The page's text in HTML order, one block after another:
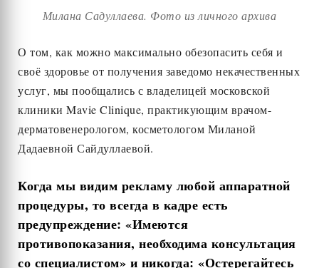
Милана Садуллаева. Фото из личного архива
О том, как можно максимально обезопасить себя и
своё здоровье от получения заведомо некачественных
услуг, мы пообщались с владелицей московской
клиники Mavie Clinique, практикующим врачом-
дерматовенерологом, косметологом Миланой
Дадаевной Сайдуллаевой.
Когда мы видим рекламу любой аппаратной
процедуры, то всегда в кадре есть
предупреждение: «Имеются
противопоказания, необходима консультация
со специалистом» и никогда: «Остерегайтесь